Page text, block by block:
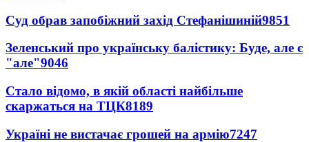
Суд обрав запобіжний захід Стефанішиній9851
Зеленський про українську балістику: Буде, але є
"але"9046
Стало відомо, в якій області найбільше
скаржаться на ТЦК8189
Україні не вистачає грошей на армію7247